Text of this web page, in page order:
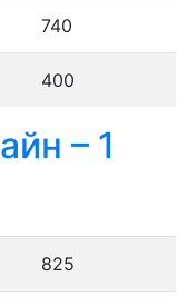
740
400
– 1
825